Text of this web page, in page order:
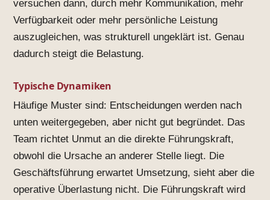
versuchen dann, durch mehr Kommunikation, mehr
Verfügbarkeit oder mehr persönliche Leistung
auszugleichen, was strukturell ungeklärt ist. Genau
dadurch steigt die Belastung.
Typische Dynamiken
Häufige Muster sind: Entscheidungen werden nach
unten weitergegeben, aber nicht gut begründet. Das
Team richtet Unmut an die direkte Führungskraft,
obwohl die Ursache an anderer Stelle liegt. Die
Geschäftsführung erwartet Umsetzung, sieht aber die
operative Überlastung nicht. Die Führungskraft wird